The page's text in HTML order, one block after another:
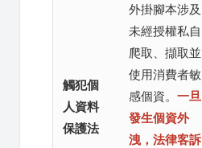
觸犯個
人資料
保護法
外掛腳本涉及
未經授權私自
爬取、擷取並
使用消費者敏
感個資。 一旦
發生個資外
洩，法律客訴